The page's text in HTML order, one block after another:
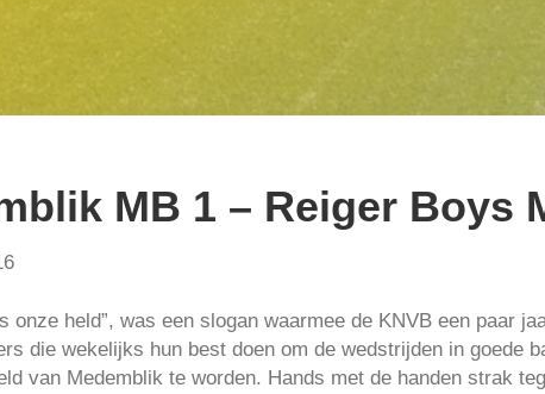
MB 1 – Reiger Boys
onze held”, was een slogan waarmee de KNVB een paar
die wekelijks hun best doen om de wedstrijden in goede
van Medemblik te worden. Hands met de handen strak